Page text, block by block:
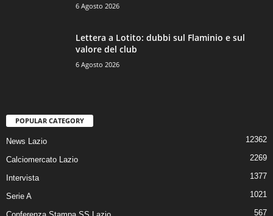
6 Agosto 2026
Lettera a Lotito: dubbi sul Flaminio e sul
valore del club
6 Agosto 2026
POPULAR CATEGORY
News Lazio 12362
Calciomercato Lazio 2269
Intervista 1377
Serie A 1021
567